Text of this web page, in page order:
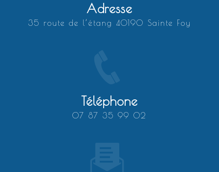
Adresse
35 route de l’étang 40190 Sainte Foy
Téléphone
07 87 35 99 02